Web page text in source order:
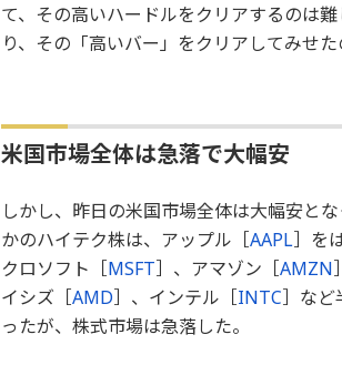
て、その高いハードルをクリアするのは
り、その「高いバー」をクリアしてみせた
米国市場全体は急落で大幅安
しかし、昨日の米国市場全体は大幅安と
かのハイテク株は、アップル［AAPL］を
クロソフト［MSFT］、アマゾン［AMZN
イシズ［AMD］、インテル［INTC］など
ったが、株式市場は急落した。